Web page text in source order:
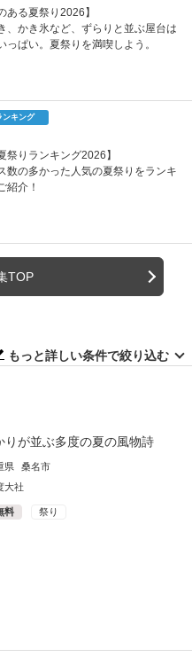
ある夏祭り2026】
、かき氷など、ずらりと並ぶ屋台は
っぱい。夏祭りを満喫しよう。
ンキング
祭りランキング2026】
数の多かった人気の夏祭りをランキ
紹介！
TOP
もっと詳しい条件で絞り込む
りが並ぶ多度の夏の風物詩
県
桑名市
大社
料 祭り